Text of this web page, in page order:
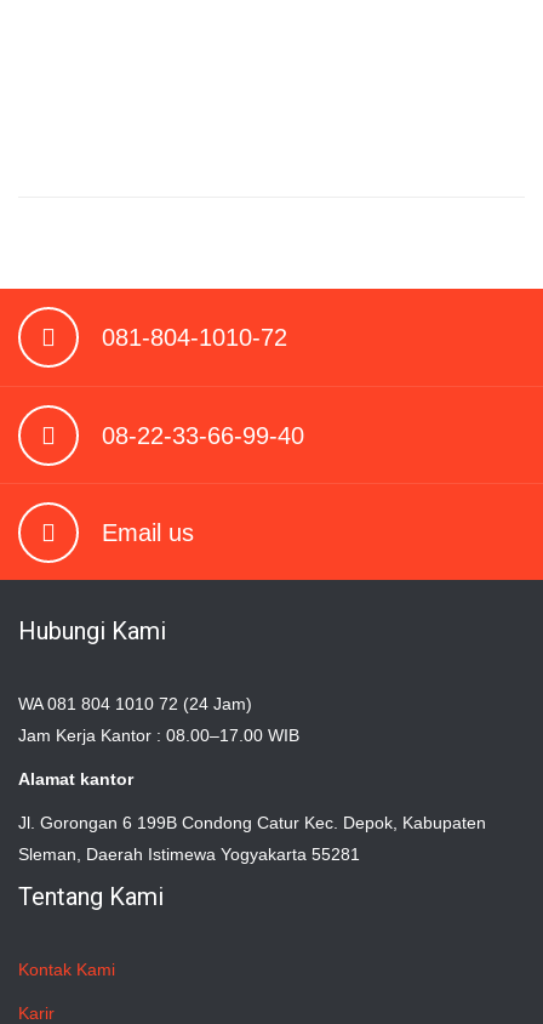
081-804-1010-72
08-22-33-66-99-40
Email us
Hubungi Kami
WA 081 804 1010 72 (24 Jam)
Jam Kerja Kantor : 08.00–17.00 WIB
Alamat kantor
Jl. Gorongan 6 199B Condong Catur Kec. Depok, Kabupaten
Sleman, Daerah Istimewa Yogyakarta 55281
Tentang Kami
Kontak Kami
Karir